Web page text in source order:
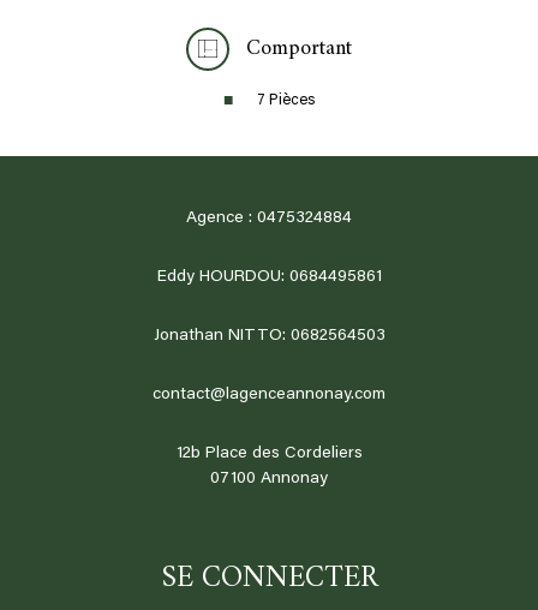
Comportant
7 Pièces
Agence : 0475324884
Eddy HOURDOU: 0684495861
Jonathan NITTO: 0682564503
contact@lagenceannonay.com
12b Place des Cordeliers
07100
annonay
SE CONNECTER